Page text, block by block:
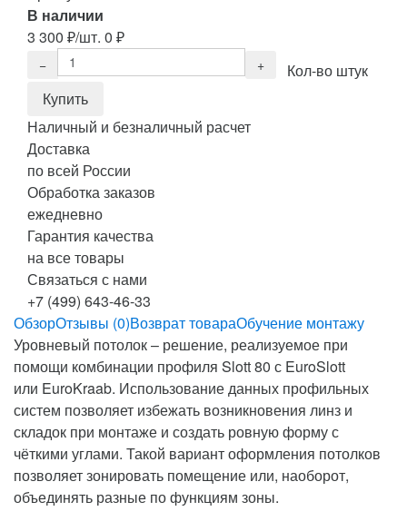
В наличии
3 300 ₽/шт. 0 ₽
Кол-во штук
Наличный и безналичный расчет
Доставка
по всей России
Обработка заказов
ежедневно
Гарантия качества
на все товары
Связаться с нами
+7 (499) 643-46-33
ОбзорОтзывы (0)Возврат товараОбучение монтажу
Уровневый потолок – решение, реализуемое при
помощи комбинации профиля Slott 80 с EuroSlott
или EuroKraab. Использование данных профильных
систем позволяет избежать возникновения линз и
складок при монтаже и создать ровную форму с
чёткими углами. Такой вариант оформления потолков
позволяет зонировать помещение или, наоборот,
объединять разные по функциям зоны.